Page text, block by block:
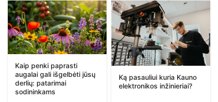
Kaip penki paprasti
augalai gali išgelbėti jūsų
derlių: patarimai
sodininkams
Ką pasauliui kuria Kauno
elektronikos inžinieriai?